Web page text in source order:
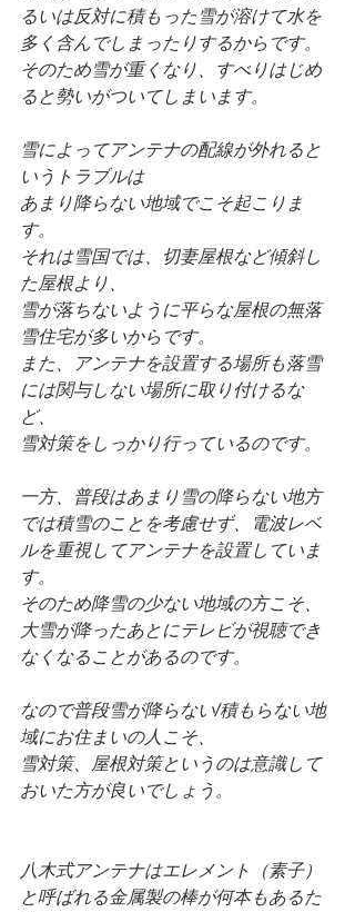
るいは反対に積もった雪が溶けて水を
多く含んでしまったりするからです。
そのため雪が重くなり、すべりはじめ
ると勢いがついてしまいます。
雪によってアンテナの配線が外れると
いうトラブルは
あまり降らない地域でこそ起こりま
す。
それは雪国では、切妻屋根など傾斜し
た屋根より、
雪が落ちないように平らな屋根の無落
雪住宅が多いからです。
また、アンテナを設置する場所も落雪
には関与しない場所に取り付けるな
ど、
雪対策をしっかり行っているのです。
一方、普段はあまり雪の降らない地方
では積雪のことを考慮せず、電波レベ
ルを重視してアンテナを設置していま
す。
そのため降雪の少ない地域の方こそ、
大雪が降ったあとにテレビが視聴でき
なくなることがあるのです。
なので普段雪が降らない/積もらない地
域にお住まいの人こそ、
雪対策、屋根対策というのは意識して
おいた方が良いでしょう。
八木式アンテナはエレメント（素子）
と呼ばれる金属製の棒が何本もあるた